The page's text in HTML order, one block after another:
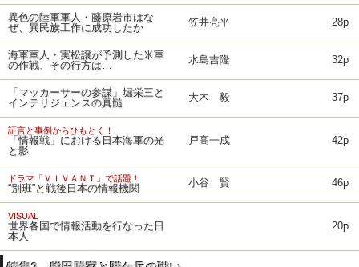
異色の陸軍軍人・藤原岩市はな
ぜ、異民族工作に成功したか
笠井亮平 28p
海軍軍人・実松譲が予測した米軍
の作戦、その行方は…
水島吉隆 32p
「マッカーサーの参謀」堀栄三と
インテリジェンスの真髄
大木 毅 37p
証言と事例からひもとく！
「情報戦」における日本海軍の光
と影
戸高一成 42p
ドラマ「ＶＩＶＡＮＴ」で話題！
“別班”と戦後日本の情報機関 小谷 賢 46p
VISUAL
世界各国で情報活動を行なった日
本人
20p